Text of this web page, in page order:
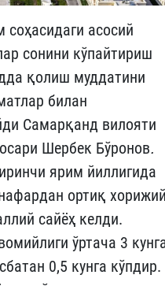
соҳасидаги асосий
сонини кўпайтириш
қолиш муддатини
билан
Самарқанд вилояти
Шербек Бўронов.
ярим йиллигида
ортиқ
сайёҳ келди.
ўртача 3
0,5 кунга кўпдир.